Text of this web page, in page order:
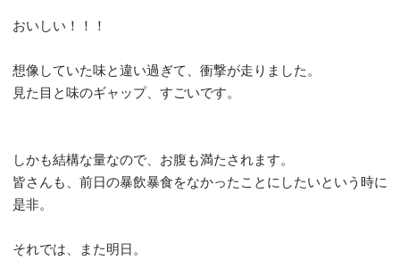
おいしい！！！
想像していた味と違い過ぎて、衝撃が走りました。
見た目と味のギャップ、すごいです。
しかも結構な量なので、お腹も満たされます。
皆さんも、前日の暴飲暴食をなかったことにしたいという時に
是非。
それでは、また明日。